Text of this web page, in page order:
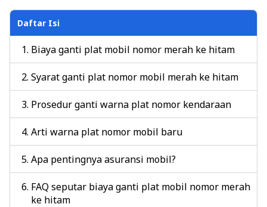
Daftar Isi
Biaya ganti plat mobil nomor merah ke hitam
Syarat ganti plat nomor mobil merah ke hitam
Prosedur ganti warna plat nomor kendaraan
Arti warna plat nomor mobil baru
Apa pentingnya asuransi mobil?
FAQ seputar biaya ganti plat mobil nomor merah
ke hitam